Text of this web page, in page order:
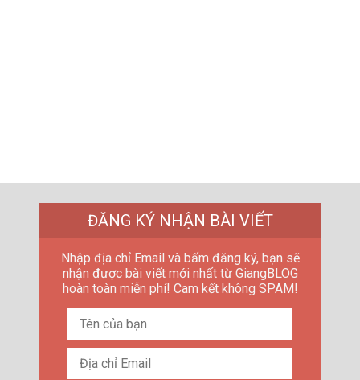
ĐĂNG KÝ NHẬN BÀI VIẾT
Nhập địa chỉ Email và bấm đăng ký, bạn sẽ
nhận được bài viết mới nhất từ GiangBLOG
hoàn toàn miễn phí! Cam kết không SPAM!